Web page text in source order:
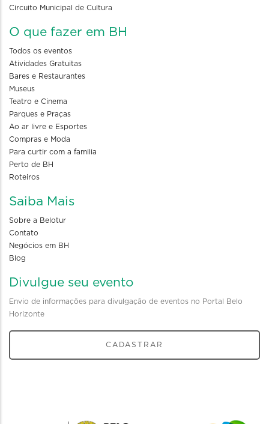
Circuito Municipal de Cultura
O que fazer em BH
Todos os eventos
Atividades Gratuitas
Bares e Restaurantes
Museus
Teatro e Cinema
Parques e Praças
Ao ar livre e Esportes
Compras e Moda
Para curtir com a familia
Perto de BH
Roteiros
Saiba Mais
Sobre a Belotur
Contato
Negócios em BH
Blog
Divulgue seu evento
Envio de informações para divulgação de eventos no Portal Belo
Horizonte
CADASTRAR